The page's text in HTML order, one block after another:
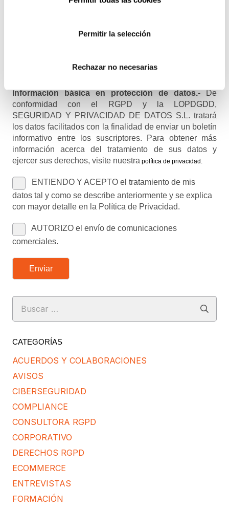
Permitir la selección
Rechazar no necesarias
Información básica en protección de datos.-De
conformidad con el RGPD y la LOPDGDD,
SEGURIDAD Y PRIVACIDAD DE DATOS S.L. tratará
los datos facilitados con la finalidad de enviar un boletín
informativo entre los suscriptores. Para obtener más
información acerca del tratamiento de sus datos y
ejercer sus derechos, visite nuestra política de privacidad
ENTIENDO Y ACEPTO el tratamiento de mis
datos tal y como se describe anteriormente y se explica
con mayor detalle en la Política de Privacidad.
AUTORIZO el envío de comunicaciones
comerciales.
Enviar
Buscar:
CATEGORÍAS
ACUERDOS Y COLABORACIONES
AVISOS
CIBERSEGURIDAD
COMPLIANCE
CONSULTORA RGPD
CORPORATIVO
DERECHOS RGPD
ECOMMERCE
ENTREVISTAS
FORMACIÓN